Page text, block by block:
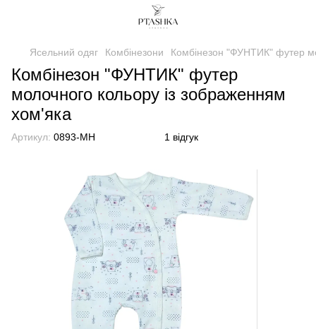
Ясельний одяг Комбінезони Комбінезон "ФУНТИК" футер
Комбінезон "ФУНТИК" футер
молочного кольору із зображенням
хом'яка
Артикул: 0893-MH 1 відгук